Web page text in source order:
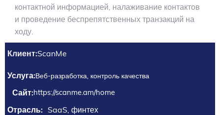
контактной информацией, налаживание контактов
и проведение беспрепятственных транзакций на
ходу.
Клиент:ScanMe
Услуга:Веб-разработка, контроль качества
Сайт:https://scanme.am/home
Отрасль: SaaS, финтех